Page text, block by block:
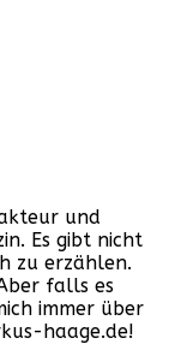
und
Es gibt nicht
zu erzählen.
falls es
immer über
haage.de!